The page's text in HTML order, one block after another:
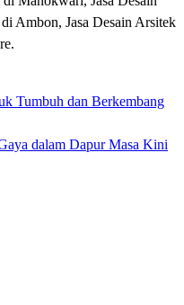
Ambon, Jasa Desain Arsitek
Tumbuh dan Berkembang
dalam Dapur Masa Kini